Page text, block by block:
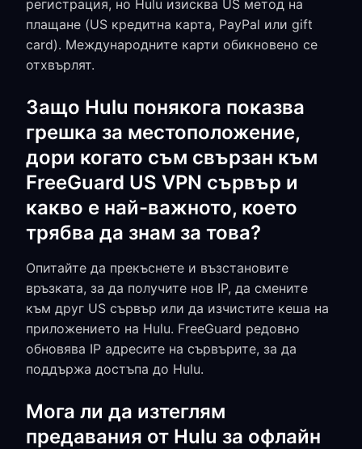
регистрация, но Hulu изисква US метод на
плащане (US кредитна карта, PayPal или gift
card). Международните карти обикновено се
отхвърлят.
Защо Hulu понякога показва
грешка за местоположение,
дори когато съм свързан към
FreeGuard US VPN сървър и
какво е най-важното, което
трябва да знам за това?
Опитайте да прекъснете и възстановите
връзката, за да получите нов IP, да смените
към друг US сървър или да изчистите кеша на
приложението на Hulu. FreeGuard редовно
обновява IP адресите на сървърите, за да
поддържа достъпа до Hulu.
Мога ли да изтеглям
предавания от Hulu за офлайн